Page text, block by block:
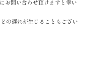
お問い合わせ頂けますと幸い
の遅れが生じることもござい